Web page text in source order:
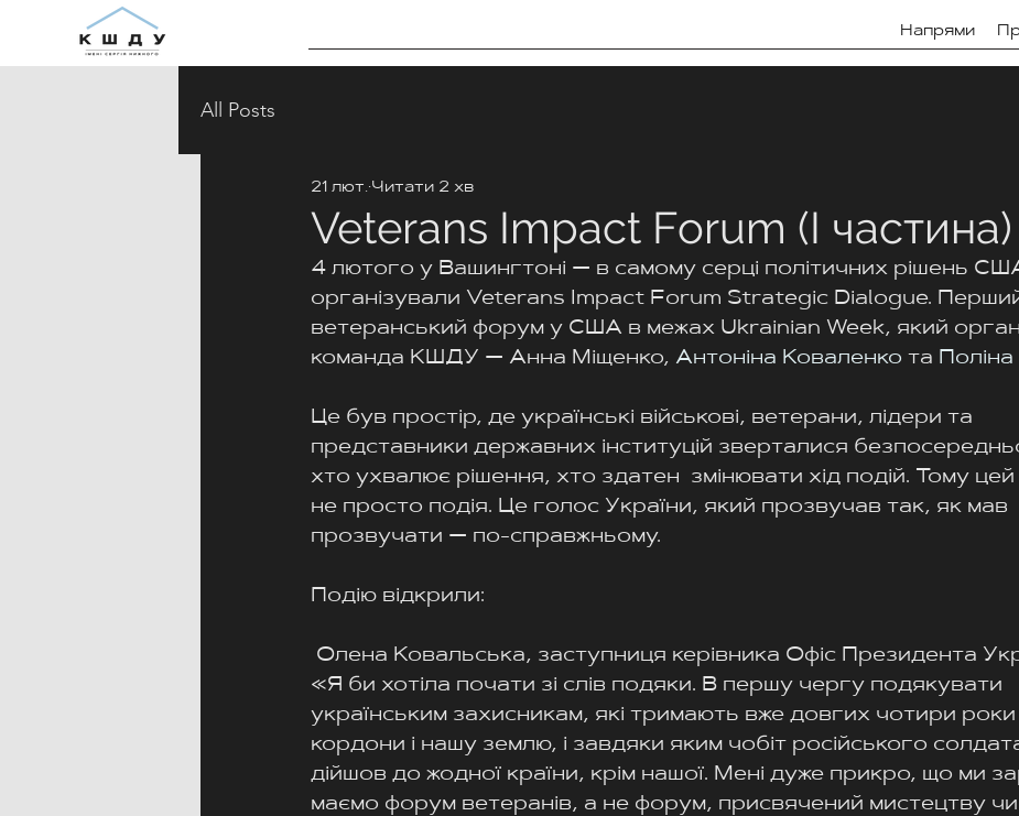
Напрями
All Posts
Veterans Impact Forum (I частина)
21 лют. Читати 2 хв
4 лютого у Вашингтоні — в самому серці політичних рішень
організували Veterans Impact Forum Strategic Dialogue.
ветеранський форум у США в межах Ukrainian Week, який
команда КШДУ — Анна Міщенко, Антоніна Коваленко та
Це був простір, де українські військові, ветерани, лідери та
представники державних інституцій зверталися
хто ухвалює рішення, хто здатен  змінювати хід подій. Тому
не просто подія. Це голос України, який прозвучав так, як мав
прозвучати — по-справжньому.
Подію відкрили:
Олена Ковальська, заступниця керівника Офіс Президента
«Я би хотіла почати зі слів подяки. В першу чергу подякувати
українським захисникам, які тримають вже довгих чотири роки
кордони і нашу землю, і завдяки яким чобіт російського
дійшов до жодної країни, крім нашої. Мені дуже прикро, що ми
маємо форум ветеранів, а не форум, присвячений мистецтву